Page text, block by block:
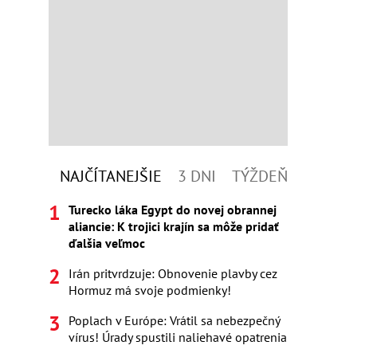
NAJČÍTANEJŠIE 3 DNI TÝŽDEŇ
Turecko láka Egypt do novej obrannej
aliancie: K trojici krajín sa môže pridať
ďalšia veľmoc
Irán pritvrdzuje: Obnovenie plavby cez
Hormuz má svoje podmienky!
Poplach v Európe: Vrátil sa nebezpečný
vírus! Úrady spustili naliehavé opatrenia